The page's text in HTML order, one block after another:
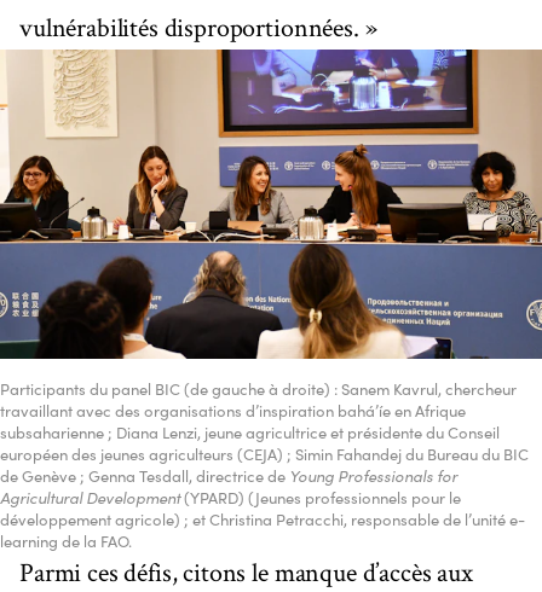
vulnérabilités disproportionnées. »
Participants du panel BIC (de gauche à droite) : Sanem Kavrul, chercheur
travaillant avec des organisations d’inspiration bahá’íe en Afrique
subsaharienne ; Diana Lenzi, jeune agricultrice et présidente du Conseil
européen des jeunes agriculteurs (CEJA) ; Simin Fahandej du Bureau du BIC
de Genève ; Genna Tesdall, directrice de Young Professionals for
Agricultural Development(YPARD) (Jeunes professionnels pour le
développement agricole) ; et Christina Petracchi, responsable de l’unité e-
learning de la FAO.
Parmi ces défis, citons le manque d’accès aux